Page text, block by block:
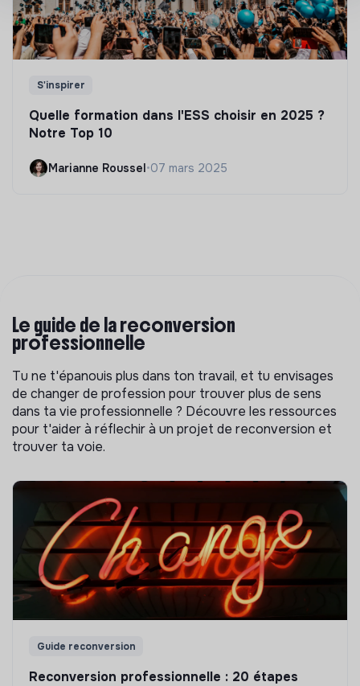
S'inspirer
Quelle formation dans l'ESS choisir en 2025 ?
Notre Top 10
Marianne Roussel•07 mars 2025
Le guide de la reconversion
professionnelle
Tu ne t'épanouis plus dans ton travail, et tu envisages
de changer de profession pour trouver plus de sens
dans ta vie professionnelle ? Découvre les ressources
pour t'aider à réflechir à un projet de reconversion et
trouver ta voie.
Guide reconversion
Reconversion professionnelle : 20 étapes